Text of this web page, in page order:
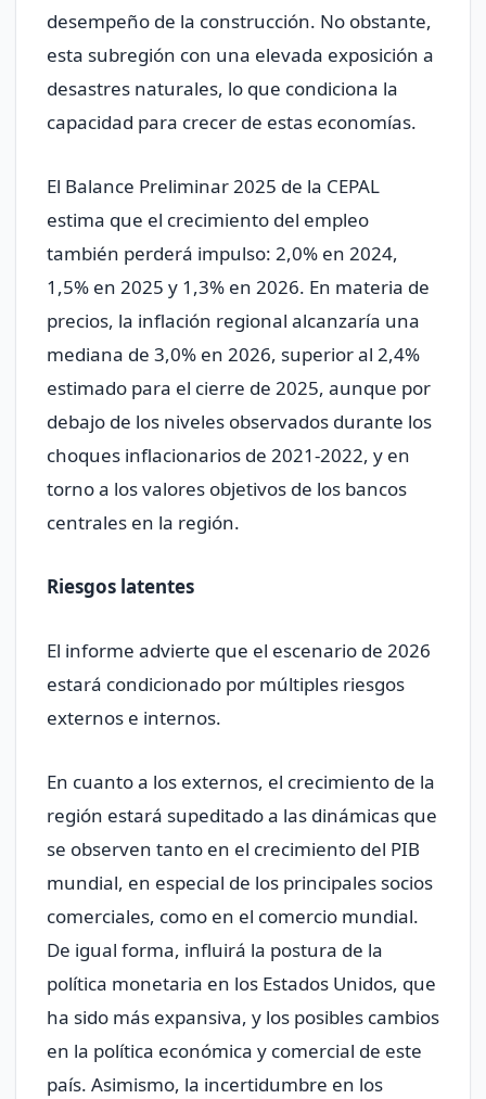
desempeño de la construcción. No obstante,
esta subregión con una elevada exposición a
desastres naturales, lo que condiciona la
capacidad para crecer de estas economías.
El Balance Preliminar 2025 de la CEPAL
estima que el crecimiento del empleo
también perderá impulso: 2,0% en 2024,
1,5% en 2025 y 1,3% en 2026. En materia de
precios, la inflación regional alcanzaría una
mediana de 3,0% en 2026, superior al 2,4%
estimado para el cierre de 2025, aunque por
debajo de los niveles observados durante los
choques inflacionarios de 2021-2022, y en
torno a los valores objetivos de los bancos
centrales en la región.
Riesgos latentes
El informe advierte que el escenario de 2026
estará condicionado por múltiples riesgos
externos e internos.
En cuanto a los externos, el crecimiento de la
región estará supeditado a las dinámicas que
se observen tanto en el crecimiento del PIB
mundial, en especial de los principales socios
comerciales, como en el comercio mundial.
De igual forma, influirá la postura de la
política monetaria en los Estados Unidos, que
ha sido más expansiva, y los posibles cambios
en la política económica y comercial de este
país. Asimismo, la incertidumbre en los